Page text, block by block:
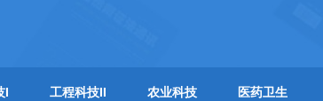
I 工程科技II 农业科技 医药卫生